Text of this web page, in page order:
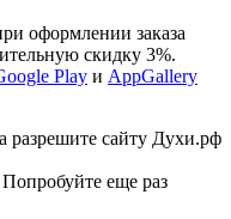
оформлении заказа
скидку 3%.
Play и AppGallery
разрешите сайту Духи.рф
еще раз